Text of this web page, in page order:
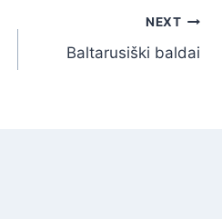
NEXT
Baltarusiški baldai